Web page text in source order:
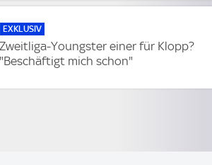
EXKLUSIV
Zweitliga-Youngster einer für Klopp?
"Beschäftigt mich schon"